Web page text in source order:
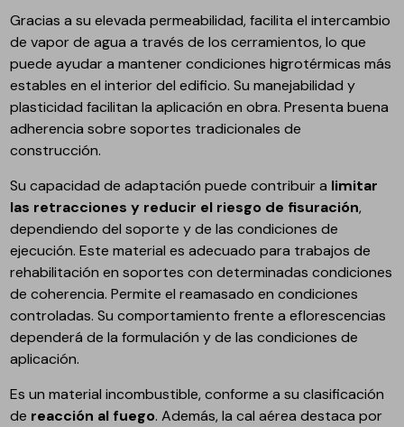
Gracias a su elevada permeabilidad, facilita el intercambio
de vapor de agua a través de los cerramientos, lo que
puede ayudar a mantener condiciones higrotérmicas más
estables en el interior del edificio. Su manejabilidad y
plasticidad facilitan la aplicación en obra. Presenta buena
adherencia sobre soportes tradicionales de
construcción.
Su capacidad de adaptación puede contribuir a limitar
las retracciones y reducir el riesgo de fisuración,
dependiendo del soporte y de las condiciones de
ejecución. Este material es adecuado para trabajos de
rehabilitación en soportes con determinadas condiciones
de coherencia. Permite el reamasado en condiciones
controladas. Su comportamiento frente a eflorescencias
dependerá de la formulación y de las condiciones de
aplicación.
Es un material incombustible, conforme a su clasificación
de reacción al fuego. Además, la cal aérea destaca por